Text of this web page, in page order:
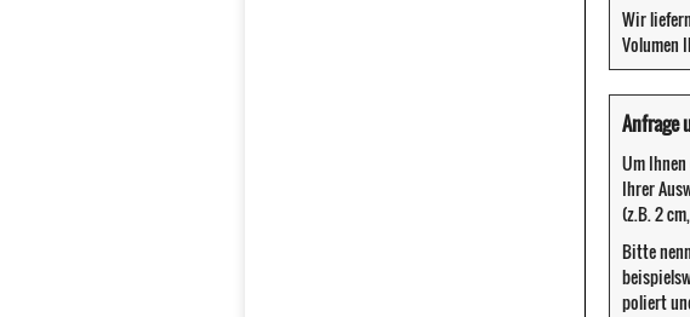
Wir
Volumen
Anfrage
Um
Ihrer
(z.B. 2
Bitte
poliert